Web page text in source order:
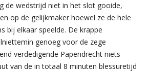
de wedstrijd niet in het slot gooide,
op de gelijkmaker hoewel ze de hele
bij elkaar speelde. De krappe
genoeg voor de zege
verdedigende Papendrecht niets
van de in totaal 8 minuten blessuretijd